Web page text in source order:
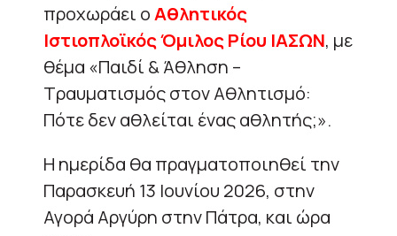
προχωράει οΑθλητικός
Ιστιοπλοϊκός Όμιλος Ρίου ΙΑΣΩΝ, με
θέμα «Παιδί & Άθληση –
Τραυματισμός στον Αθλητισμό:
Πότε δεν αθλείται ένας αθλητής;».
Η ημερίδα θα πραγματοποιηθεί την
Παρασκευή 13 Ιουνίου 2026, στην
Αγορά Αργύρη στην Πάτρα, και ώρα